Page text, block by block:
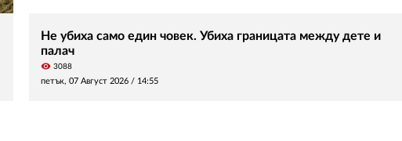
Не убиха само един човек. Убиха границата между дете и
палач
visibility 3088
петък, 07 Август 2026 / 14:55